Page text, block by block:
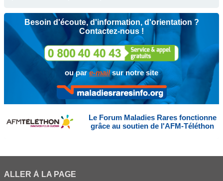
Besoin d'écoute, d'information, d'orientation ?
Contactez-nous !
ou pare-mailsur notre site
Le Forum Maladies Rares fonctionne
grâce au soutien de l'AFM-Téléthon
ALLER À LA PAGE